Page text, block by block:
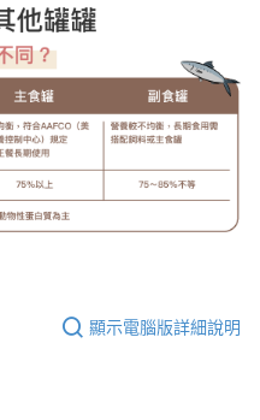
顯示電腦版詳細說明